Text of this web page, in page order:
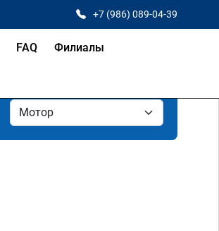
+7 (986) 089-04-39
FAQ Филиалы